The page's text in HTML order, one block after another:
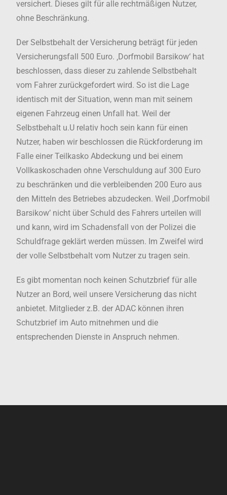
versichert. Dieses gilt für alle rechtmäßigen Nutzer,
ohne Beschränkung.
Der Selbstbehalt der Versicherung beträgt für jeden
Versicherungsfall 500 Euro. ‚Dorfmobil Barsikow‘ hat
beschlossen, dass dieser zu zahlende Selbstbehalt
vom Fahrer zurückgefordert wird. So ist die Lage
identisch mit der Situation, wenn man mit seinem
eigenen Fahrzeug einen Unfall hat. Weil der
Selbstbehalt u.U relativ hoch sein kann für einen
Nutzer, haben wir beschlossen die Rückforderung im
Falle einer Teilkasko Abdeckung und bei einem
Vollkaskoschaden ohne Verschuldung auf 300 Euro
zu beschränken und die verbleibenden 200 Euro aus
den Mitteln des Betriebes abzudecken. Weil ,Dorfmobil
Barsikow’ nicht über Schuld des Fahrers urteilen will
und kann, wird im Schadensfall von der Polizei die
Schuldfrage geklärt werden müssen. Im Zweifel wird
der volle Selbstbehalt vom Nutzer zu tragen sein.
Es gibt momentan noch keinen Schutzbrief für alle
Nutzer an Bord, weil unsere Versicherung das nicht
anbietet. Mitglieder z.B. der ADAC können ihren
Schutzbrief im Auto mitnehmen und die
entsprechenden Dienste in Anspruch nehmen.